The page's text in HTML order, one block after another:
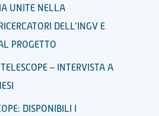
UNITE NELLA
DELL’INGV E
PROGETTO
– INTERVISTA A
DISPONIBILI I